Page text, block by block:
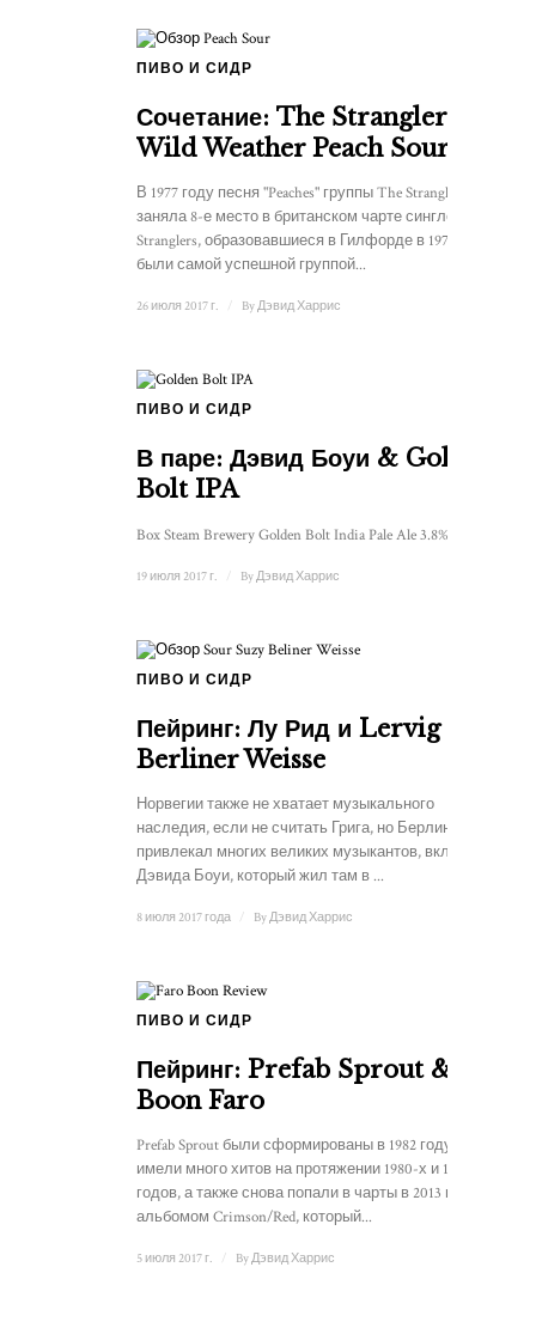
ПИВО И СИДР
Сочетание: The Stranglers &
Wild Weather Peach Sour
В 1977 году песня "Peaches" группы The Stranglers
заняла 8-е место в британском чарте синглов. The
Stranglers, образовавшиеся в Гилфорде в 1974 году,
были самой успешной группой...
26 июля 2017 г. ByДэвид Харрис
ПИВО И СИДР
В паре: Дэвид Боуи & Golden
Bolt IPA
Box Steam Brewery Golden Bolt India Pale Ale 3.8% abv. ...
19 июля 2017 г. ByДэвид Харрис
ПИВО И СИДР
Пейринг: Лу Рид и Lervig
Berliner Weisse
Норвегии также не хватает музыкального
наследия, если не считать Грига, но Берлин
привлекал многих великих музыкантов, включая
Дэвида Боуи, который жил там в ...
8 июля 2017 года ByДэвид Харрис
ПИВО И СИДР
Пейринг: Prefab Sprout &
Boon Faro
Prefab Sprout были сформированы в 1982 году и
имели много хитов на протяжении 1980-х и 1990-х
годов, а также снова попали в чарты в 2013 году с
альбомом Crimson/Red, который...
5 июля 2017 г. ByДэвид Харрис